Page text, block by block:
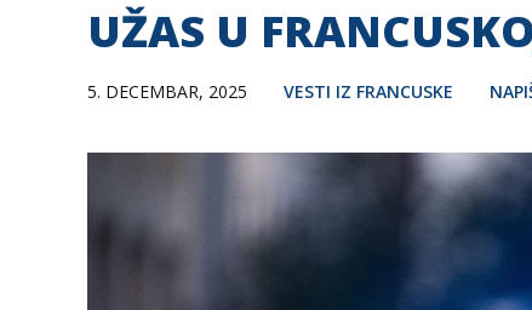
UŽAS U
5. DECEMBAR, 2025 VESTI IZ FRANCUSKE